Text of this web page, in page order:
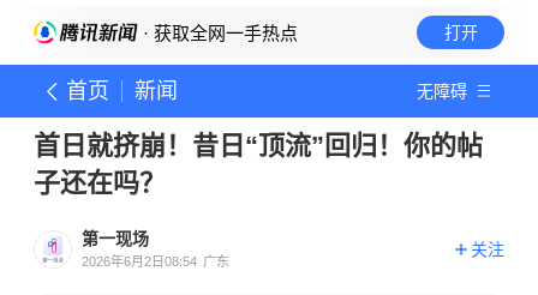
· 获取全网一手热点 打开
首页 新闻 无障碍
首日就挤崩！昔日“顶流”回归！你的帖
子还在吗？
第一现场
2026年6月2日08:54 广东
关注